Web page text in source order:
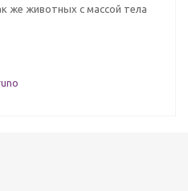
же животных с массой тела